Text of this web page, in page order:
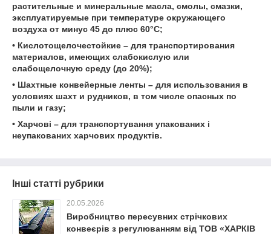
растительные и минеральные масла, смолы, смазки,
эксплуатируемые при температуре окружающего
воздуха от минус 45 до плюс 60°С;
• Кислотощелочестойкие – для транспортирования
материалов, имеющих слабокислую или
слабощелочную среду (до 20%);
• Шахтные конвейерные ленты – для использования в
условиях шахт и рудников, в том числе опасных по
пыли и газу;
• Харчові – для транспортування упакованих і
неупакованих харчових продуктів.
Інші статті рубрики
20.05.2026
Виробництво пересувних стрічкових
конвеєрів з регулюванням від ТОВ «ХАРКІВ